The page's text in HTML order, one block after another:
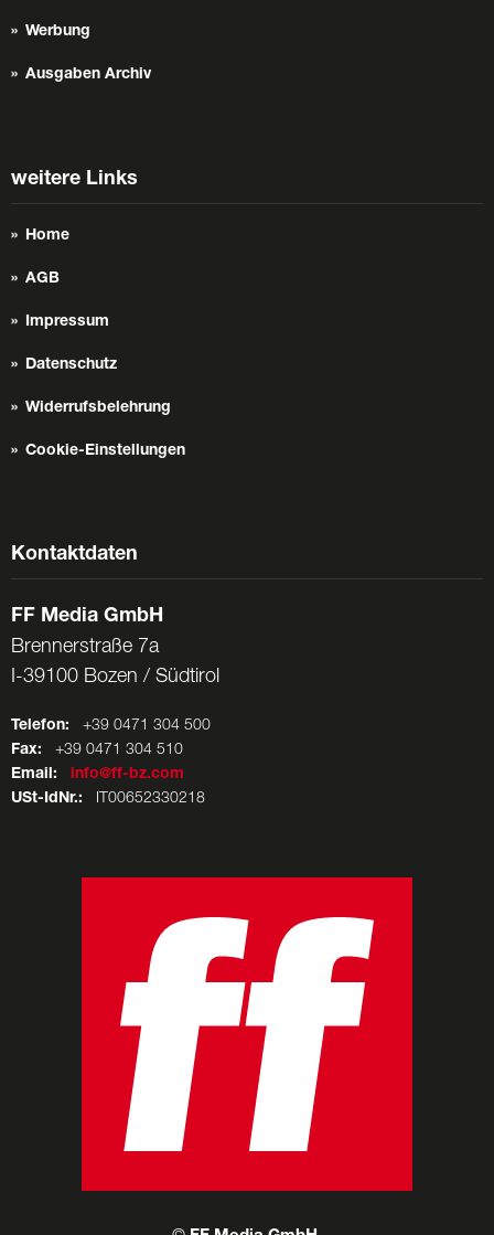
Werbung
Ausgaben Archiv
weitere Links
Home
AGB
Impressum
Datenschutz
Widerrufsbelehrung
Cookie-Einstellungen
Kontaktdaten
FF Media GmbH
Brennerstraße 7a
I-39100 Bozen / Südtirol
Telefon: +39 0471 304 500
Fax: +39 0471 304 510
Email:
info@ff-bz.com
USt-IdNr.: IT00652330218